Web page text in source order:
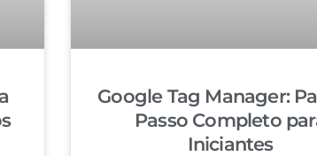
Google Tag Manager:
Passo Completo
Iniciantes